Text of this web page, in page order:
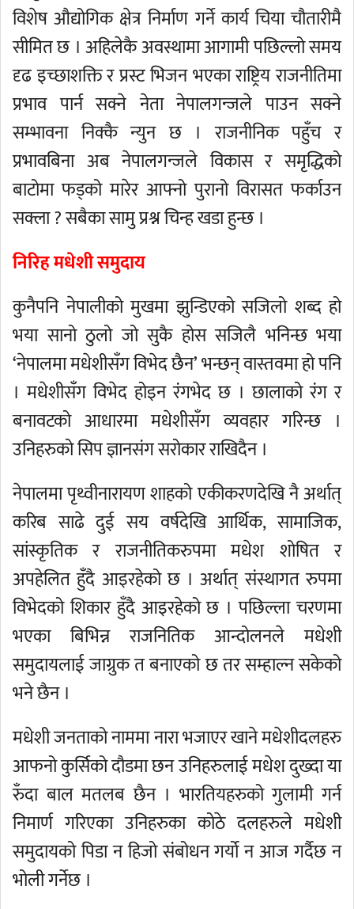
विशेष औद्योगिक क्षेत्र निर्माण गर्ने कार्य चिया चौतारीमै
सीमित छ । अहिलेकै अवस्थामा आगामी पछिल्लो समय
दृढ इच्छाशक्ति र प्रस्ट भिजन भएका राष्ट्रिय राजनीतिमा
प्रभाव पार्न सक्ने नेता नेपालगन्जले पाउन सक्ने
सम्भावना निक्कै न्युन छ । राजनीनिक पहुँच र
प्रभावबिना अब नेपालगन्जले विकास र समृद्धिको
बाटोमा फड्को मारेर आफ्नो पुरानो विरासत फर्काउन
सक्ला ? सबैका सामु प्रश्न चिन्ह खडा हुन्छ ।
निरिह मधेशी समुदाय
कुनैपनि नेपालीको मुखमा झुन्डिएको सजिलो शब्द हो
भया सानो ठुलो जो सुकै होस सजिलै भनिन्छ भया
‘नेपालमा मधेशीसँग विभेद छैन’ भन्छन् वास्तवमा हो पनि
। मधेशीसँग विभेद होइन रंगभेद छ । छालाको रंग र
बनावटको आधारमा मधेशीसँग व्यवहार गरिन्छ ।
उनिहरुको सिप ज्ञानसंग सरोकार राखिदैन ।
नेपालमा पृथ्वीनारायण शाहको एकीकरणदेखि नै अर्थात्
करिब साढे दुई सय वर्षदेखि आर्थिक, सामाजिक,
सांस्कृतिक र राजनीतिकरुपमा मधेश शोषित र
अपहेलित हुँदै आइरहेको छ । अर्थात् संस्थागत रुपमा
विभेदको शिकार हुँदै आइरहेको छ । पछिल्ला चरणमा
भएका बिभिन्न राजनितिक आन्दोलनले मधेशी
समुदायलाई जाग्रुक त बनाएको छ तर सम्हाल्न सकेको
भने छैन ।
मधेशी जनताको नाममा नारा भजाएर खाने मधेशीदलहरु
आफनो कुर्सिको दौडमा छन उनिहरुलाई मधेश दुख्दा या
रुँदा बाल मतलब छैन । भारतियहरुको गुलामी गर्न
निमार्ण गरिएका उनिहरुका कोठे दलहरुले मधेशी
समुदायको पिडा न हिजो संबोधन गर्यो न आज गर्दैछ न
भोली गर्नेछ ।